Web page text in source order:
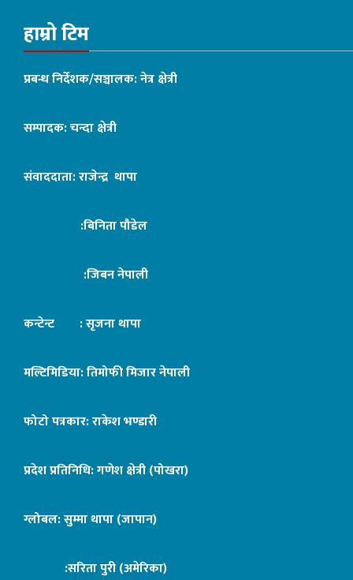
हाम्रो टिम
प्रबन्ध निर्देशक/सञ्चालक: नेत्र क्षेत्री
सम्पादक: चन्दा क्षेत्री
संवाददाता: राजेन्द्र थापा
:बिनिता पौडेल
:जिबन नेपाली
कन्टेन्ट : सृजना थापा
मल्टिमिडिया: तिमोफी मिजार नेपाली
फोटो पत्रकार: राकेश भण्डारी
प्रदेश प्रतिनिधि: गणेश क्षेत्री (पोखरा)
ग्लोबल: सुम्मा थापा (जापान)
:सरिता पुरी (अमेरिका)